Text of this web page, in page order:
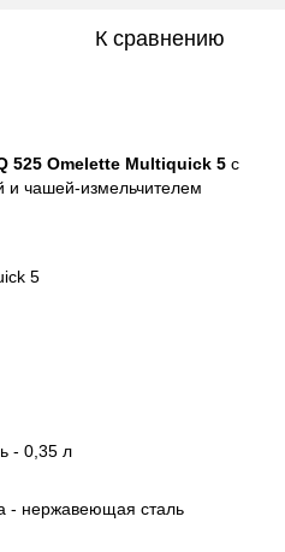
К сравнению
525 Omelette Multiquick 5 с
и чашей-измельчителем
5
- 0,35 л
- нержавеющая сталь